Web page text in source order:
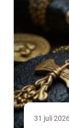
31 juli 2026